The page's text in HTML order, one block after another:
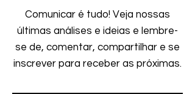
Comunicar é tudo! Veja nossas
últimas análises e ideias e lembre-
se de, comentar, compartilhar e se
inscrever para receber as próximas.